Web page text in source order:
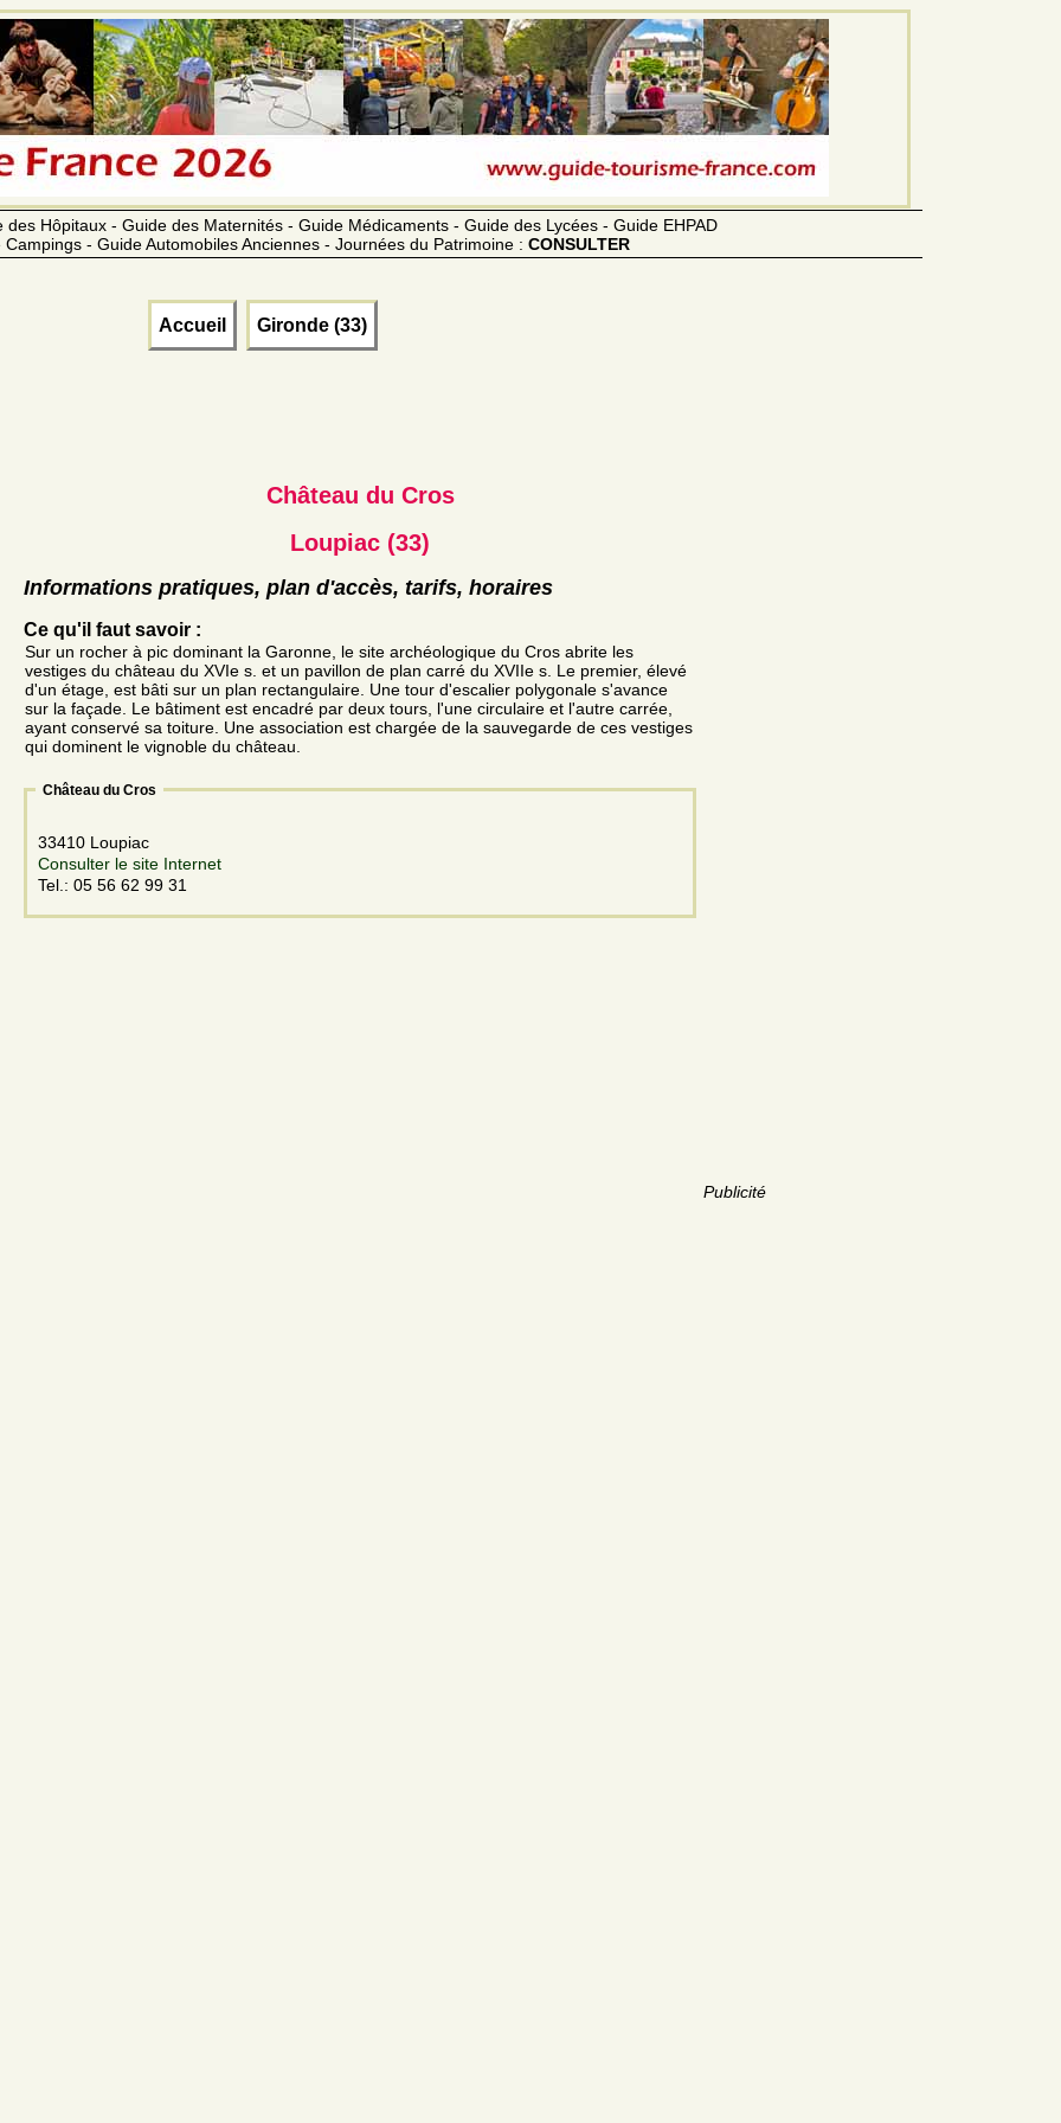
Hôpitaux - Guide des Maternités - Guide Médicaments - Guide des Lycées - Guide EHPAD
- Guide Automobiles Anciennes - Journées du Patrimoine : CONSULTER
Accueil Gironde (33)
Publicité
Château du Cros
Loupiac (33)
Informations pratiques, plan d'accès, tarifs, horaires
Ce qu'il faut savoir :
Sur un rocher à pic dominant la Garonne, le site archéologique du Cros abrite les
vestiges du château du XVIe s. et un pavillon de plan carré du XVIIe s. Le premier, élevé
d'un étage, est bâti sur un plan rectangulaire. Une tour d'escalier polygonale s'avance
sur la façade. Le bâtiment est encadré par deux tours, l'une circulaire et l'autre carrée,
ayant conservé sa toiture. Une association est chargée de la sauvegarde de ces vestiges
qui dominent le vignoble du château.
Château du Cros
33410 Loupiac
Consulter le site Internet
Tel.: 05 56 62 99 31